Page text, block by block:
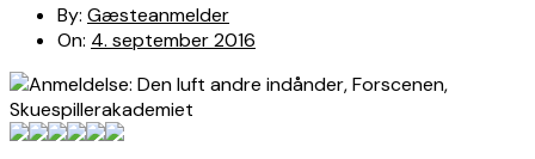
By: Gæsteanmelder
On: 4. september 2016